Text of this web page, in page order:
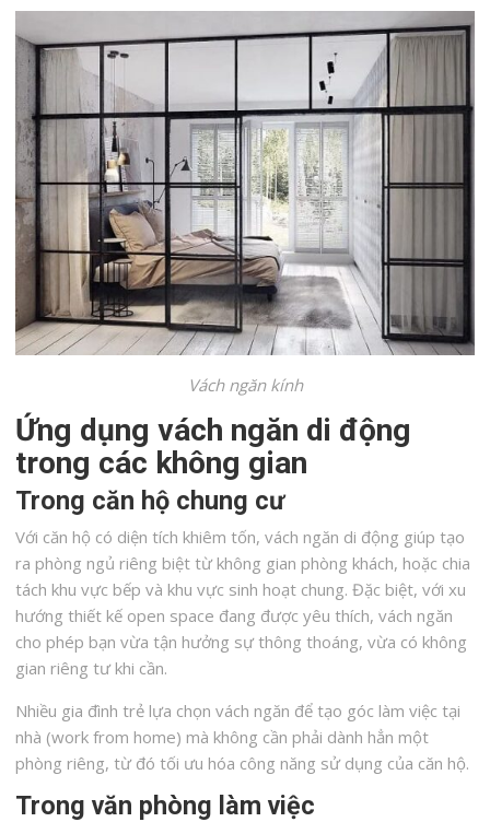
Vách ngăn kính
Ứng dụng vách ngăn di động
trong các không gian
Trong căn hộ chung cư
Với căn hộ có diện tích khiêm tốn, vách ngăn di động giúp tạo
ra phòng ngủ riêng biệt từ không gian phòng khách, hoặc chia
tách khu vực bếp và khu vực sinh hoạt chung. Đặc biệt, với xu
hướng thiết kế open space đang được yêu thích, vách ngăn
cho phép bạn vừa tận hưởng sự thông thoáng, vừa có không
gian riêng tư khi cần.
Nhiều gia đình trẻ lựa chọn vách ngăn để tạo góc làm việc tại
nhà (work from home) mà không cần phải dành hẳn một
phòng riêng, từ đó tối ưu hóa công năng sử dụng của căn hộ.
Trong văn phòng làm việc